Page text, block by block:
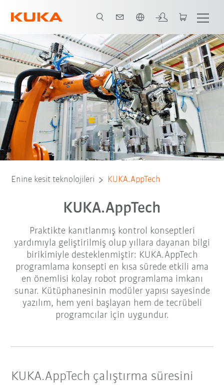
Program konsepti Dokümantasyon Eğitim
Enine kesit teknolojileri KUKA.AppTech
KUKA.AppTech
Praktikte kanıtlanmış kontrol konseptleri
yardımıyla geliştirilmiş olup yıllara dayanan bilgi
birikimiyle desteklenmiştir: KUKA.AppTech
programlama konsepti en kısa sürede etkili ama
en önemlisi kolay robot programlama imkanı
sunar. Kütüphanesinin modüler yapısı sayesinde
yazılım, hem yeni başlayan hem de tecrübeli
programcılar için uygundur.
KUKA.AppTech çalıştırma süresini